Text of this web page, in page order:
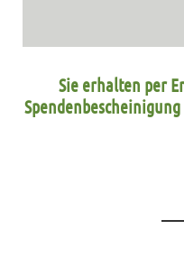
Sie erhalten per